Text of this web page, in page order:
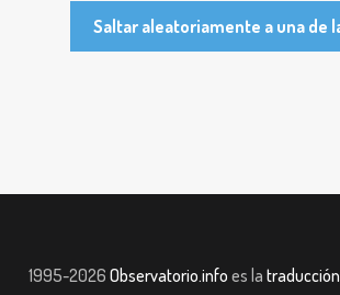
Saltar aleatoriamente a una de
1995-2026 Observatorio.info es la